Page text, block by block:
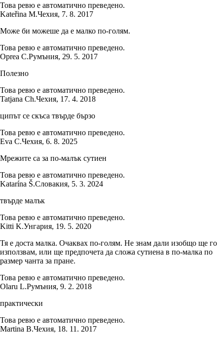
Това ревю е автоматично преведено.
Kateřina M.Чехия, 7. 8. 2017
Може би можеше да е малко по-голям.
Това ревю е автоматично преведено.
Oprea C.Румъния, 29. 5. 2017
Полезно
Това ревю е автоматично преведено.
Tatjana Ch.Чехия, 17. 4. 2018
ципът се скъса твърде бързо
Това ревю е автоматично преведено.
Eva C.Чехия, 6. 8. 2025
Мрежите са за по-малък сутиен
Това ревю е автоматично преведено.
Katarína Š.Словакия, 5. 3. 2024
твърде малък
Това ревю е автоматично преведено.
Kitti K.Унгария, 19. 5. 2020
Тя е доста малка. Очаквах по-голям. Не знам дали изобщо ще го
използвам, или ще предпочета да сложа сутиена в по-малка по
размер чанта за пране.
Това ревю е автоматично преведено.
Olaru L.Румъния, 9. 2. 2018
практически
Това ревю е автоматично преведено.
Martina B.Чехия, 18. 11. 2017